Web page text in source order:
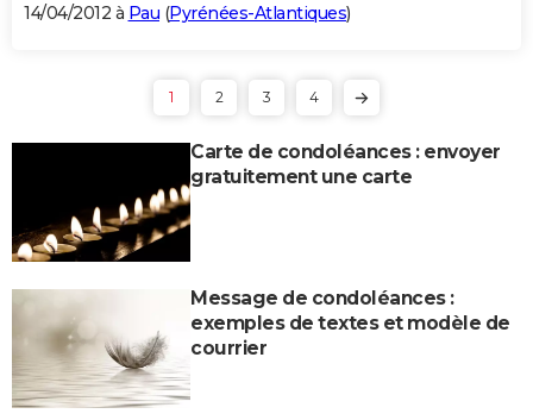
14/04/2012 à Pau (Pyrénées-Atlantiques)
1 2 3 4
Carte de condoléances : envoyer
gratuitement une carte
Message de condoléances :
exemples de textes et modèle de
courrier